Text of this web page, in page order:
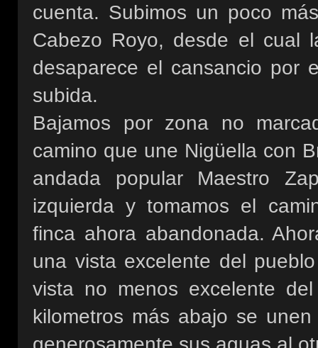
cuenta. Subimos un poco
Cabezo Royo, desde el cual
desaparece el cansancio por
subida.
Bajamos por zona no
camino que une Nigüella con
andada popular Maestro
izquierda y tomamos el
finca ahora abandonada.
una vista excelente del
vista no menos excelente
kilometros más abajo se